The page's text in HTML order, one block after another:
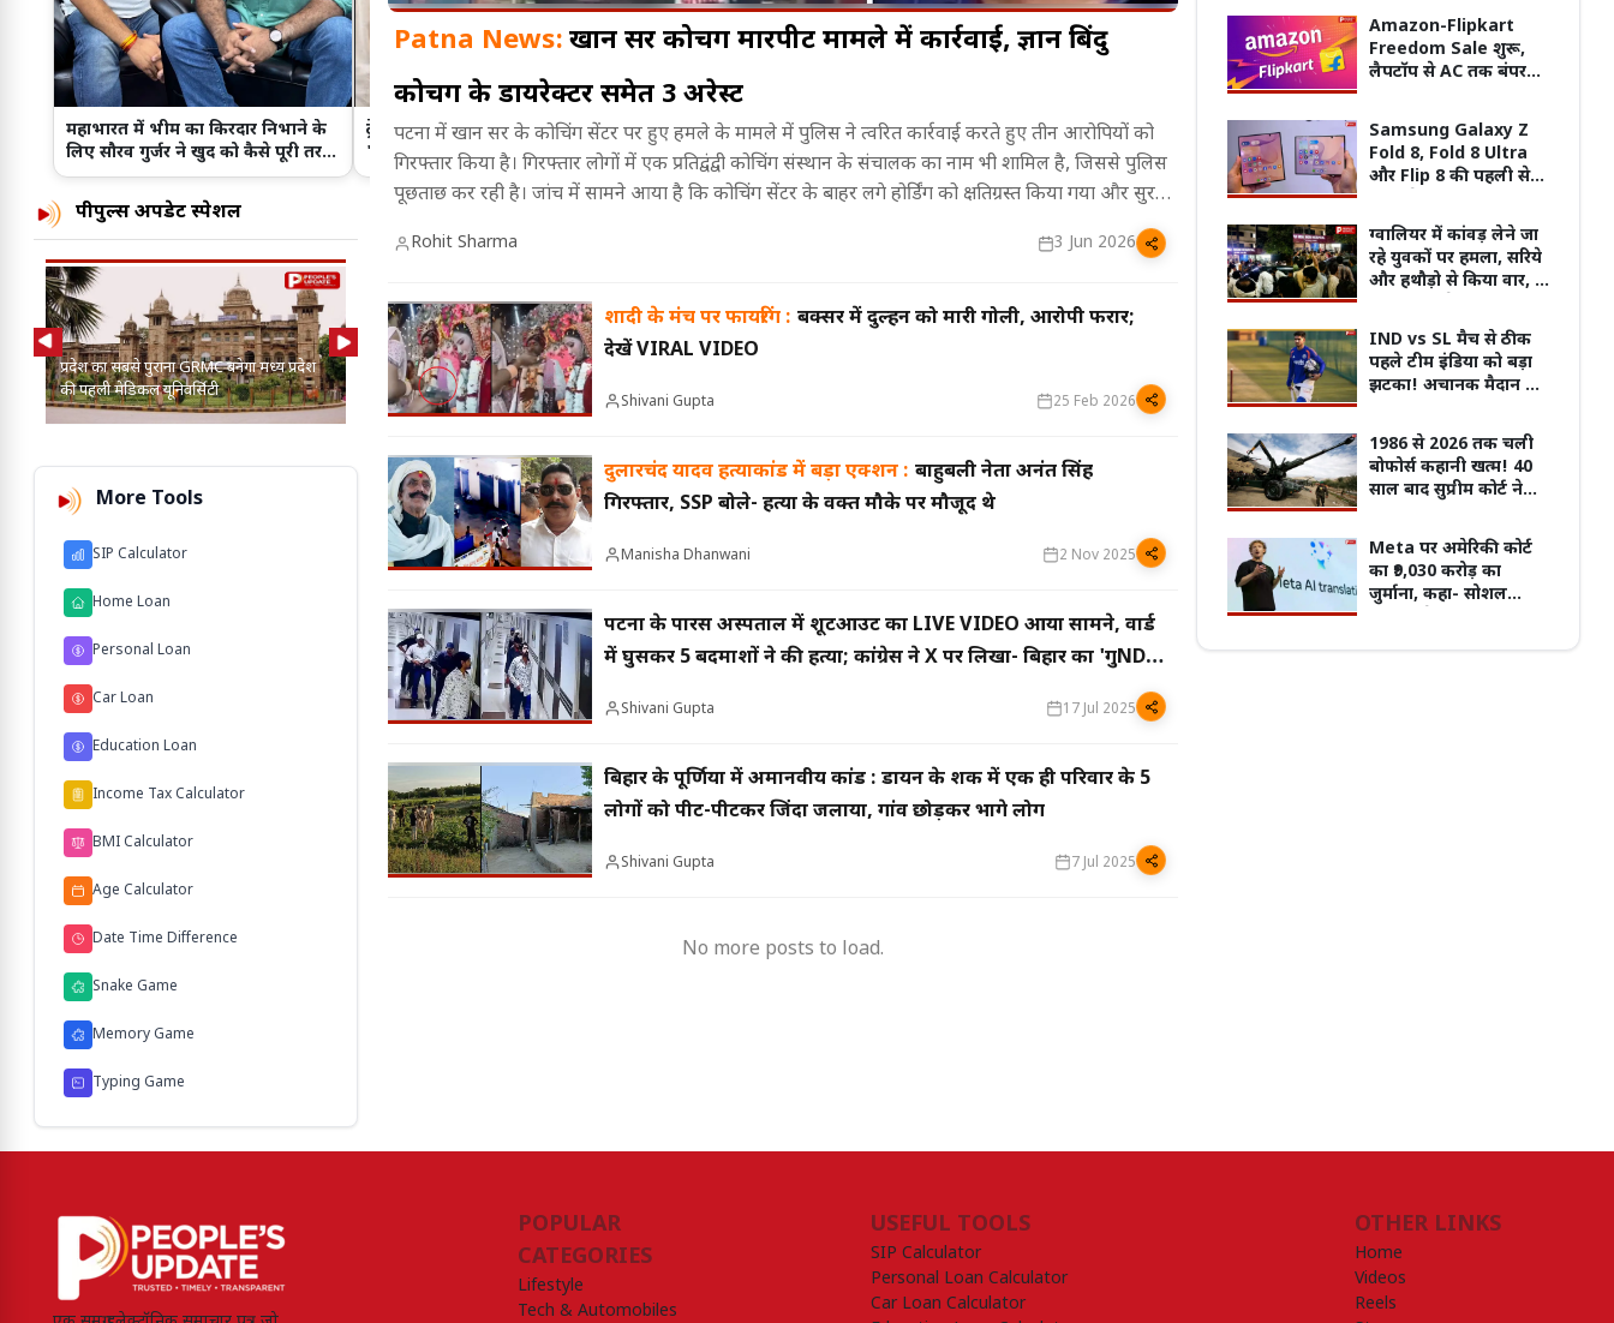
महाभारत में भीम का किरदार निभाने के
लिए सौरव गुर्जर ने खुद को कैसे पूरी तरह
बदला?
ट्रेलर के बाद बढ़ा क्रेज...! फिल्म
'Batwara 1947' के प्रमोशन के लिए
Ahmedabad पहुंचे Sunny Deol
भोपाल में दुकानें सील, व्यापारियों का
फूटा गुस्सा, नगर निगम के खिलाफ
जोरदार प्रदर्शन
Mahabharata के भीम से WWE
रेसलर तक, जानिए Saurav Gurjar का
दमदार सफर
'दिल ना लिया...' गाने से वायरल हुए
'धूम' पहुंचे रांची, JPSC-JSSC छात्रों का
किया समर्थन!
पीपुल्स अपडेट स्पेशल
प्रदेश का सबसे पुराना GRMC बनेगा मध्य प्रदेश
की पहली मेडिकल यूनिवर्सिटी
AI की मदद से 2-3 बाघ, तेंदुए,भालू और जंगली
कुत्तों के बीच खोज निकाला गया खूंखार बाघ 'PN
103 M'
मुख्यमंत्री का किस्सा- नेहरू के विरोध पर कांग्रेस
से बाहर हुए; एक साथ तीन चुनाव हारने का रिकॉर्ड,
15 साल पुरानी बसों के नियम पर बवाल, 7 अगस्त
से अनिश्चितकालीन हड़ताल पर जाएंगे प्राइवेट बस
ऑपरेटर्स
प्रदेश का सबसे पुराना GRMC बनेगा मध्य प्रदेश
की पहली मेडिकल यूनिवर्सिटी
More Tools
SIP Calculator
Home Loan
Personal Loan
Car Loan
Education Loan
Income Tax Calculator
BMI Calculator
Age Calculator
Date Time Difference
Snake Game
Memory Game
Typing Game
Patna News: खान सर कोचिंग मारपीट मामले में कार्रवाई, ज्ञान बिंदु
कोचिंग के डायरेक्टर समेत 3 अरेस्ट
पटना में खान सर के कोचिंग सेंटर पर हुए हमले के मामले में पुलिस ने त्वरित कार्रवाई करते हुए तीन आरोपियों को
गिरफ्तार किया है। गिरफ्तार लोगों में एक प्रतिद्वंद्वी कोचिंग संस्थान के संचालक का नाम भी शामिल है, जिससे पुलिस
पूछताछ कर रही है। जांच में सामने आया है कि कोचिंग सेंटर के बाहर लगे होर्डिंग को क्षतिग्रस्त किया गया और सुरक्षा
गार्ड के साथ मारपीट की गई। हालांकि शुरुआती दावों के विपरीत पुलिस को अब तक फायरिंग के कोई सबूत नहीं
मिले हैं। मामले में अन्य आरोपियों की तलाश जारी है और पुलिस सभी पहलुओं क
Rohit Sharma 3 Jun 2026
शादी के मंच पर फायरिंग : बक्सर में दुल्हन को मारी गोली, आरोपी फरार;
देखें VIRAL VIDEO
Shivani Gupta 25 Feb 2026
दुलारचंद यादव हत्याकांड में बड़ा एक्शन : बाहुबली नेता अनंत सिंह
गिरफ्तार, SSP बोले- हत्या के वक्त मौके पर मौजूद थे
Manisha Dhanwani 2 Nov 2025
पटना के पारस अस्पताल में शूटआउट का LIVE VIDEO आया सामने, वार्ड
में घुसकर 5 बदमाशों ने की हत्या; कांग्रेस ने X पर लिखा- बिहार का 'गुNDA
Shivani Gupta 17 Jul 2025
बिहार के पूर्णिया में अमानवीय कांड : डायन के शक में एक ही परिवार के 5
लोगों को पीट-पीटकर जिंदा जलाया, गांव छोड़कर भागे लोग
Shivani Gupta 7 Jul 2025
No more posts to load.
को मिलेंगे रोजगार के नए
मौके
Amazon-Flipkart
Freedom Sale शुरू,
लैपटॉप से AC तक बंपर
सामान पर कितनी छूट
Samsung Galaxy Z
Fold 8, Fold 8 Ultra
और Flip 8 की पहली सेल
की बचत का मौका
ग्वालियर में कांवड़ लेने जा
रहे युवकों पर हमला, सरिये
और हथौड़ो से किया वार, दो
आरोपियों पर केस दर्ज
IND vs SL मैच से ठीक
पहले टीम इंडिया को बड़ा
झटका! अचानक मैदान से
1986 से 2026 तक चली
बोफोर्स कहानी खत्म! 40
साल बाद सुप्रीम कोर्ट ने
याचिका, जानिए क्यों नहीं
साबित हुए आरोप?
Meta पर अमेरिकी कोर्ट
का ₹9,030 करोड़ का
जुर्माना, कहा- सोशल
POPULAR
CATEGORIES
Lifestyle
Tech & Automobiles
USEFUL TOOLS
SIP Calculator
Personal Loan Calculator
Car Loan Calculator
OTHER LINKS
Home
Videos
Reels